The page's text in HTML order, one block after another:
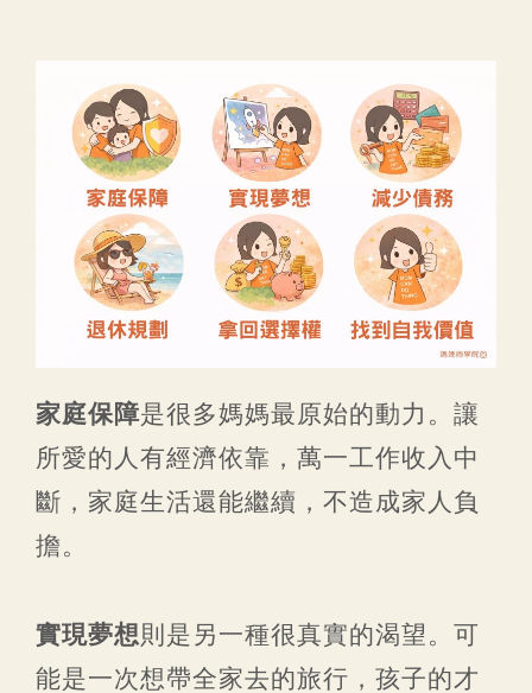
家庭保障是很多媽媽最原始的動力。讓
所愛的人有經濟依靠，萬一工作收入中
斷，家庭生活還能繼續，不造成家人負
擔。
實現夢想則是另一種很真實的渴望。可
能是一次想帶全家去的旅行，孩子的才